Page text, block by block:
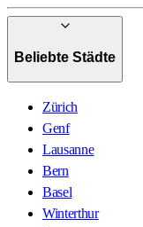
Beliebte Städte
Zürich
Genf
Lausanne
Bern
Basel
Winterthur